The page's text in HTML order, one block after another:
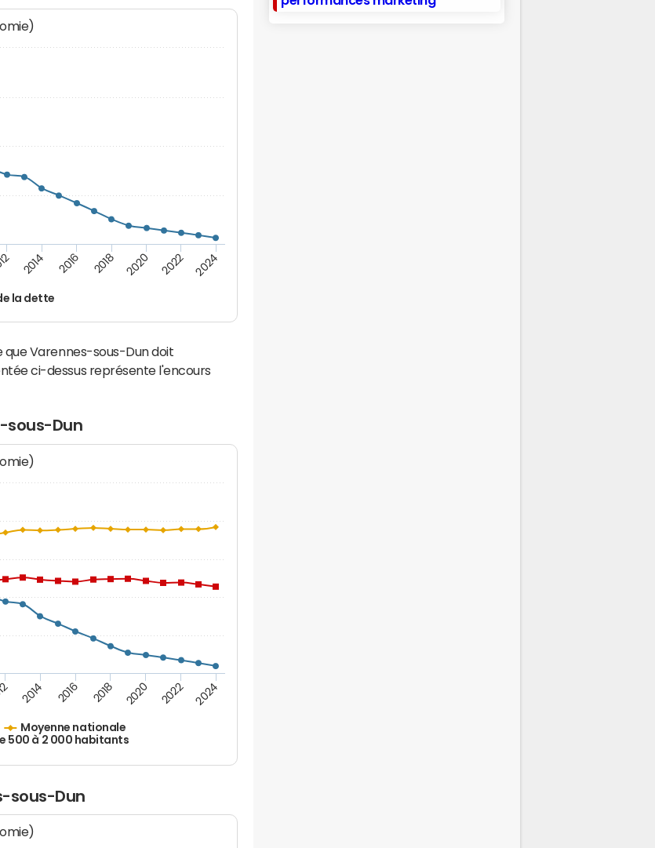
la dette
2014 2016 2018 2020 2022 2024
Varennes-sous-Dun doit
ci-dessus représente l'encours
sous-Dun
Moyenne nationale
500 à 2 000 habitants
2014 2016 2018 2020 2022 2024
sous-Dun